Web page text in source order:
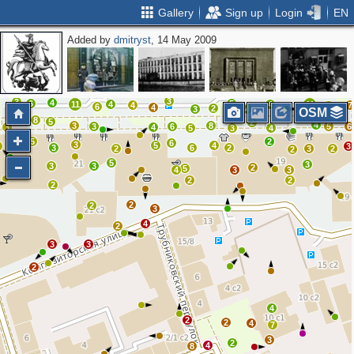
Gallery Sign up Login EN
Added bydmitryst, 14 May 2009
6
4 3
5
6
7 7
6
6
9
5
3
3
11
4
5
4
6
5 6
8
4
3
5
3
6
8
5
2
3
4
2
2
3
2
3
3
3
3
3 5
2 5 6
4
3
6 4
5 7
4
9
3
8
7
2
2
2
3
4
3
5
3
4
6
6 4 2
8 3
2 5
7 5
4 4
4
2
2
2
3
2
5
4
3
2
2
3
2 3
4
2
3
3
4
2
4
3
7
2
2
8
4
7
6
5
12
15
14
6
9
7
6
11
6
7
8
3
6 7
3
OSM